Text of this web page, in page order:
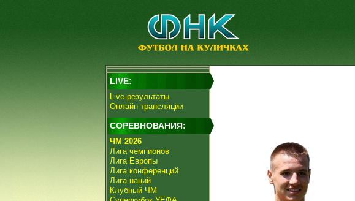
LIVE:
Live-результаты
Онлайн трансляции
СОРЕВНОВАНИЯ:
ЧМ 2026
Лига чемпионов
Лига Европы
Лига конференций
Лига наций
Клубный ЧМ